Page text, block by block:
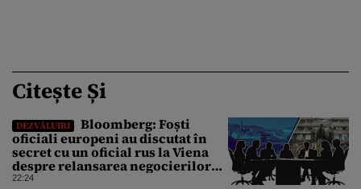
Citește Și
DEZVĂLUIRI
Bloomberg: Foști
oficiali europeni au discutat în
secret cu un oficial rus la Viena
despre relansarea negocierilor
de pace dintre Ucraina și Rusia
22:24